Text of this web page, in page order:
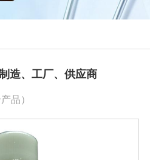
造、工厂、供应商
品）